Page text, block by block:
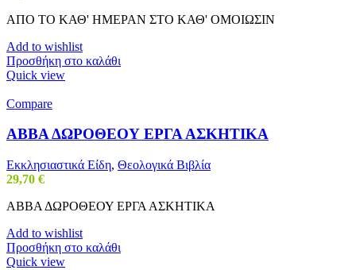
AΠΟ ΤΟ ΚΑΘ' ΗΜΕΡΑΝ ΣΤΟ ΚΑΘ' ΟΜΟΙΩΣΙΝ
Add to wishlist
Προσθήκη στο καλάθι
Quick view
Compare
ΑΒΒΑ ΔΩΡΟΘΕΟΥ ΕΡΓΑ ΑΣΚΗΤΙΚΑ
Εκκλησιαστικά Είδη, Θεολογικά Βιβλία
29,70 €
ΑΒΒΑ ΔΩΡΟΘΕΟΥ ΕΡΓΑ ΑΣΚΗΤΙΚΑ
Add to wishlist
Προσθήκη στο καλάθι
Quick view